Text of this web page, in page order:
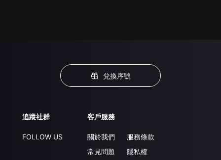
兌換序號
追蹤社群
FOLLOW US
客戶服務
關於我們
常見問題
服務條款
隱私權